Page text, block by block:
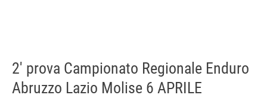
2′ prova Campionato Regionale Enduro
Abruzzo Lazio Molise 6 APRILE